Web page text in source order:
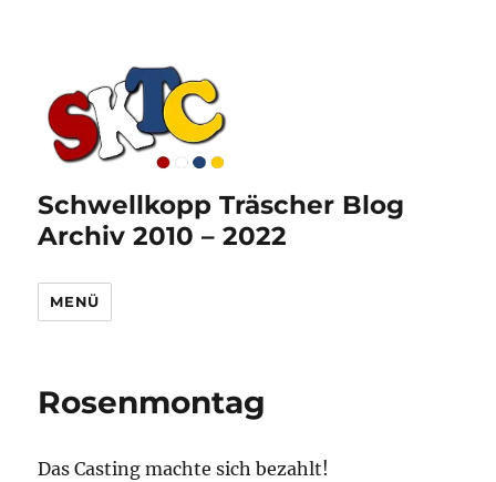
Schwellkopp Träscher Blog
Archiv 2010 – 2022
MENÜ
Rosenmontag
Das Casting machte sich bezahlt!